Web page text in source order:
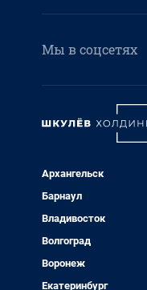
Мы в соцсетях
Архангельск
Барнаул
Владивосток
Волгоград
Воронеж
Екатеринбург